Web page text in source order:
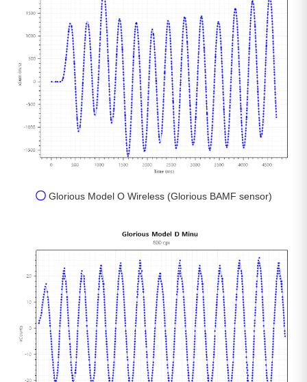
〇 Glorious Model O Wireless (Glorious BAMF sensor)